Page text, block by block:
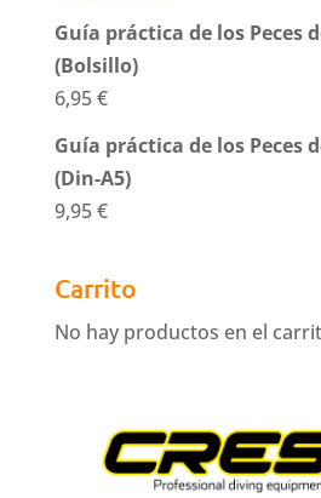
Guía práctica de los Peces
(Bolsillo)
6,95€
Guía práctica de los Peces
(Din-A5)
9,95€
Carrito
No hay productos en el